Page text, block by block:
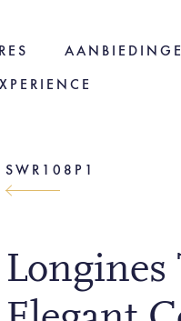
SWR108P1
Longines